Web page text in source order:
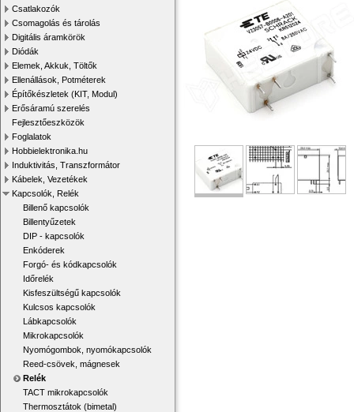
Csatlakozók
Csomagolás és tárolás
Digitális áramkörök
Diódák
Elemek, Akkuk, Töltők
Ellenállások, Potméterek
Építőkészletek (KIT, Modul)
Erősáramú szerelés
Fejlesztőeszközök
Foglalatok
Hobbielektronika.hu
Induktivitás, Transzformátor
Kábelek, Vezetékek
Kapcsolók, Relék
Billenő kapcsolók
Billentyűzetek
DIP - kapcsolók
Enkóderek
Forgó- és kódkapcsolók
Időrelék
Kisfeszültségű kapcsolók
Kulcsos kapcsolók
Lábkapcsolók
Mikrokapcsolók
Nyomógombok, nyomókapcsolók
Reed-csövek, mágnesek
Relék
TACT mikrokapcsolók
Thermosztátok (bimetal)